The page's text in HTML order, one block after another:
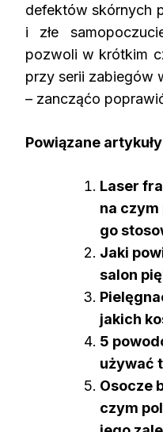
defektów skórnych
i złe
pozwoli w krótkim
przy serii zabiegów
– zancząćo
Powiązane
Laser
na
go
Jaki
salon
jakich
5
używać
Osocze
czym